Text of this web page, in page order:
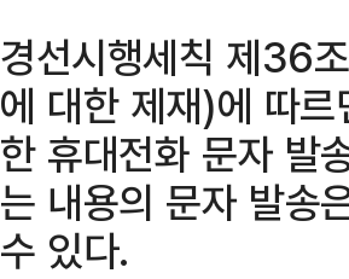
경선시행세칙 제36
에 대한 제재)에 따
한 휴대전화 문자 발
는 내용의 문자 발송
수 있다.